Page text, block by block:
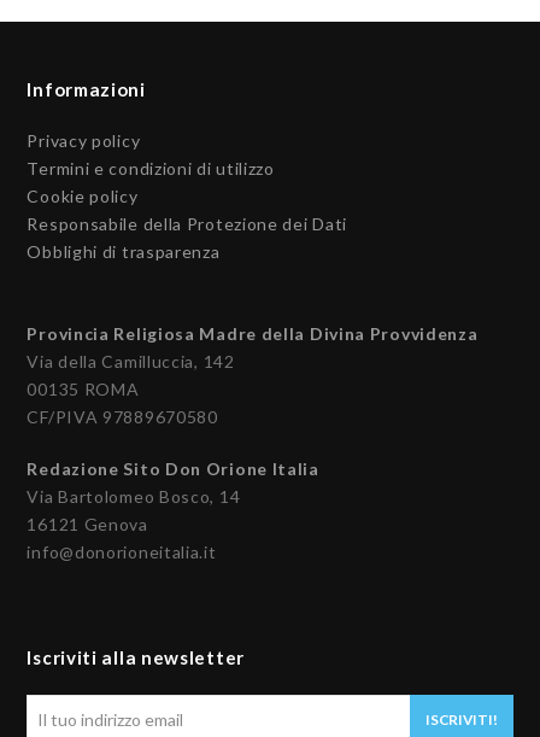
Informazioni
Privacy policy
Termini e condizioni di utilizzo
Cookie policy
Responsabile della Protezione dei Dati
Obblighi di trasparenza
Provincia Religiosa Madre della Divina Provvidenza
Via della Camilluccia, 142
00135 ROMA
CF/PIVA 97889670580
Redazione Sito Don Orione Italia
Via Bartolomeo Bosco, 14
16121 Genova
info@donorioneitalia.it
Iscriviti alla newsletter
ISCRIVITI!